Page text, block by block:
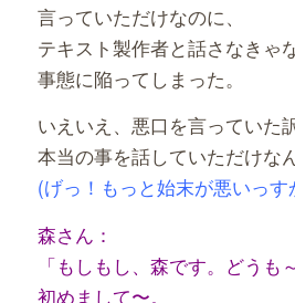
言っていただけなのに、
テキスト製作者と話さなきゃ
事態に陥ってしまった。
いえいえ、悪口を言っていた
本当の事を話していただけな
(げっ！もっと始末が悪いっす
森さん：
「もしもし、森です。どうも
初めまして〜。